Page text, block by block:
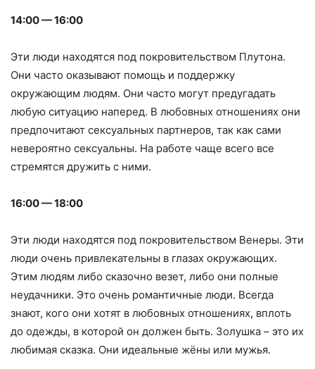
14:00 — 16:00
Эти люди находятся под покровительством Плутона.
Они часто оказывают помощь и поддержку
окружающим людям. Они часто могут предугадать
любую ситуацию наперед. В любовных отношениях они
предпочитают сексуальных партнеров, так как сами
невероятно сексуальны. На работе чаще всего все
стремятся дружить с ними.
16:00 — 18:00
Эти люди находятся под покровительством Венеры. Эти
люди очень привлекательны в глазах окружающих.
Этим людям либо сказочно везет, либо они полные
неудачники. Это очень романтичные люди. Всегда
знают, кого они хотят в любовных отношениях, вплоть
до одежды, в которой он должен быть. Золушка – это их
любимая сказка. Они идеальные жёны или мужья.